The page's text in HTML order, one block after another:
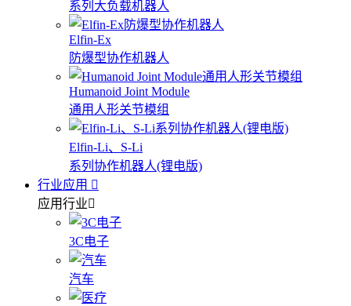
系列大负载机器人
Elfin-Ex
防爆型协作机器人
Humanoid Joint Module
通用人形关节模组
Elfin-Li、S-Li
系列协作机器人(锂电版)
行业应用
应用行业
3C电子
汽车